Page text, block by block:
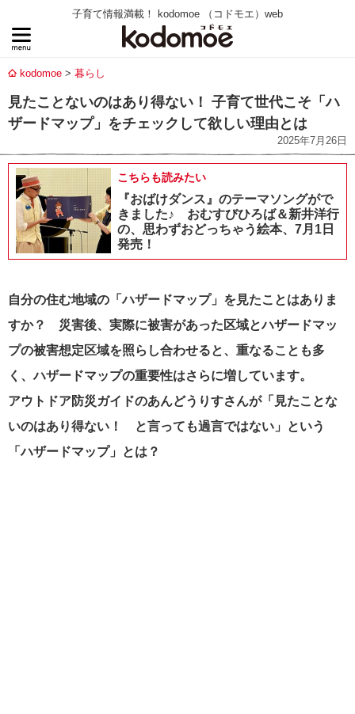
子育て情報満載！ kodomoe （コドモエ）web
kodomoe 暮らし
見たことないのはあり得ない！ 子育て世代こそ「ハ
ザードマップ」をチェックして欲しい理由とは
2025年7月26日
こちらも読みたい
『おばけダンス』のテーマソングがで
きました♪ おむすびひろば＆新井洋行
の、思わずおどっちゃう絵本、7月1日
発売！
自分の住む地域の「ハザードマップ」を見たことはありま
すか？ 災害後、実際に被害があった区域とハザードマッ
プの被害想定区域を照らし合わせると、重なることも多
く、ハザードマップの重要性はさらに増しています。
アウトドア防災ガイドのあんどうりすさんが「見たことな
いのはあり得ない！ と言っても過言ではない」という
「ハザードマップ」とは？